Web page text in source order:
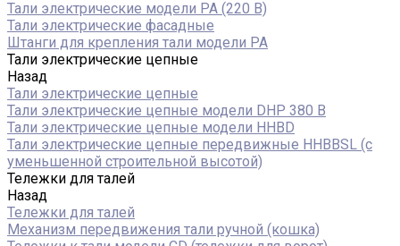
Тали электрические модели РА (220 В)
Тали электрические фасадные
Штанги для крепления тали модели РА
Тали электрические цепные
Назад
Тали электрические цепные
Тали электрические цепные модели DHP 380 В
Тали электрические цепные модели HHBD
Тали электрические цепные передвижные HHBBSL (с
уменьшенной строительной высотой)
Тележки для талей
Назад
Тележки для талей
Механизм передвижения тали ручной (кошка)